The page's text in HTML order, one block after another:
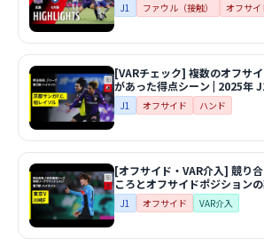
J1 ファウル（接触） オフサイ
[VARチェック] 複数のオフサ
があった得点シーン | 2025年
F.C.vs柏レイソル
J1 オフサイド ハンド
[オフサイド・VAR介入] 競り
ころとオフサイドポジション
年 明治安田J1百年構想リーグ
EAST 第7節 東京ヴェルディvs
J1 オフサイド VAR介入